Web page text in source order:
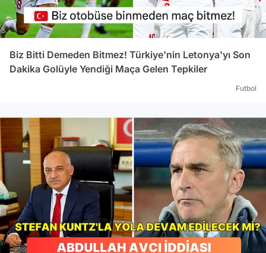
Biz Bitti Demeden Bitmez! Türkiye'nin Letonya'yı Son
Dakika Golüyle Yendiği Maça Gelen Tepkiler
Futbol